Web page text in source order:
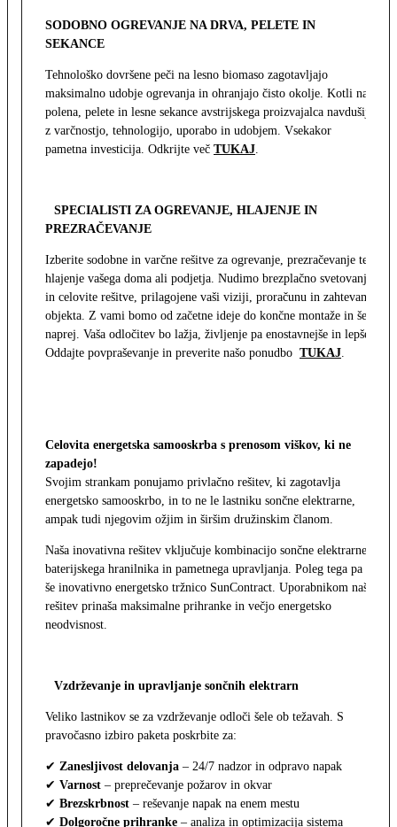
SODOBNO OGREVANJE NA DRVA, PELETE IN
SEKANCE
Tehnološko dovršene peči na lesno biomaso zagotavljajo
maksimalno udobje ogrevanja in ohranjajo čisto okolje. Kotli na
polena, pelete in lesne sekance avstrijskega proizvajalca navdušijo
z varčnostjo, tehnologijo, uporabo in udobjem. Vsekakor
pametna investicija. Odkrijte več TUKAJ
SPECIALISTI ZA OGREVANJE, HLAJENJE IN
PREZRAČEVANJE
Izberite sodobne in varčne rešitve za ogrevanje, prezračevanje ter
hlajenje vašega doma ali podjetja. Nudimo brezplačno svetovanje
in celovite rešitve, prilagojene vaši viziji, proračunu in zahtevam
objekta. Z vami bomo od začetne ideje do končne montaže in še
naprej. Vaša odločitev bo lažja, življenje pa enostavnejše in lepše.
Oddajte povpraševanje in preverite našo ponudbo TUKAJ
Celovita energetska samooskrba s prenosom viškov, ki ne
zapadejo!
Svojim strankam ponujamo privlačno rešitev, ki zagotavlja
energetsko samooskrbo, in to ne le lastniku sončne elektrarne,
ampak tudi njegovim ožjim in širšim družinskim članom.
Naša inovativna rešitev vključuje kombinacijo sončne elektrarne,
baterijskega hranilnika in pametnega upravljanja. Poleg tega pa
še inovativno energetsko tržnico SunContract. Uporabnikom naša
rešitev prinaša maksimalne prihranke in večjo energetsko
neodvisnost.
Vzdrževanje in upravljanje sončnih elektrarn
Veliko lastnikov se za vzdrževanje odloči šele ob težavah. S
pravočasno izbiro paketa poskrbite za:
✔ Zanesljivost delovanja – 24/7 nadzor in odpravo napak
✔ Varnost – preprečevanje požarov in okvar
✔ Brezskrbnost – reševanje napak na enem mestu
✔ Dolgoročne prihranke – analiza in optimizacija sistema